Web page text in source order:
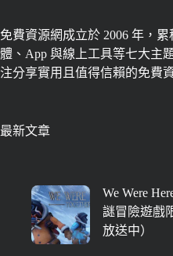
免費資源網成立於 2006 年，
體、App 與線上工具等七大主
注分享實用且值得信賴的免費
最新文章
We Were
謎冒險遊戲
放送中）